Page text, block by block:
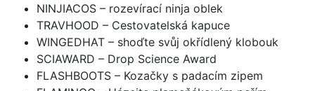
NINJIACOS – rozevírací ninja oblek
TRAVHOOD – Cestovatelská kapuce
WINGEDHAT – shoďte svůj okřídlený klobouk
SCIAWARD – Drop Science Award
FLASHBOOTS – Kozačky s padacím zipem